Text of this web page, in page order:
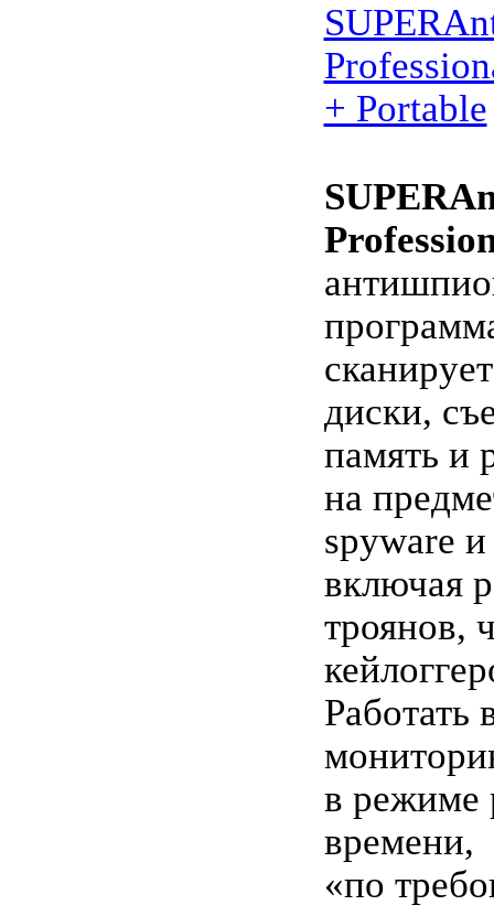
+ Portable
диски,
память и
на
spyware
включая
троянов,
Работать
в режиме
времени,
«по